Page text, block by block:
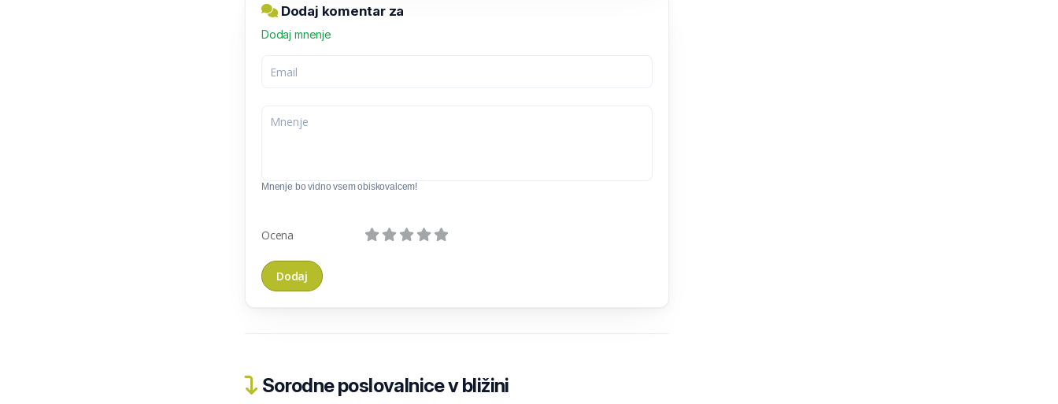
Dodaj komentar za
Dodaj mnenje
Mnenje bo vidno vsem obiskovalcem!
Ocena
Sorodne poslovalnice v bližini